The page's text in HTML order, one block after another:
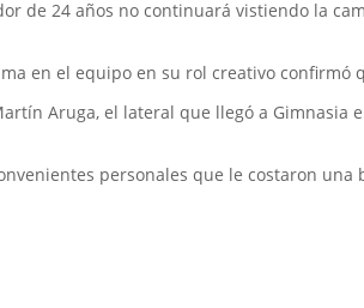
de 24 años no continuará vistiendo la
en el equipo en su rol creativo
Aruga, el lateral que llegó a
personales que le costaron